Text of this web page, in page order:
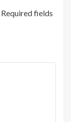
Required fields